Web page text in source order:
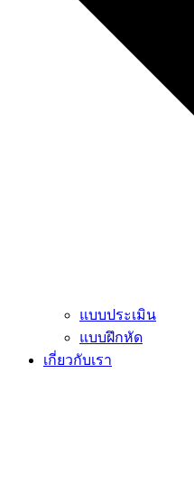
แบบประเมิน
แบบฝึกหัด
เกี่ยวกับเรา